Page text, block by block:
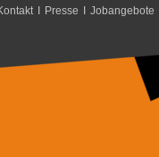
I Presse I Jobangebote